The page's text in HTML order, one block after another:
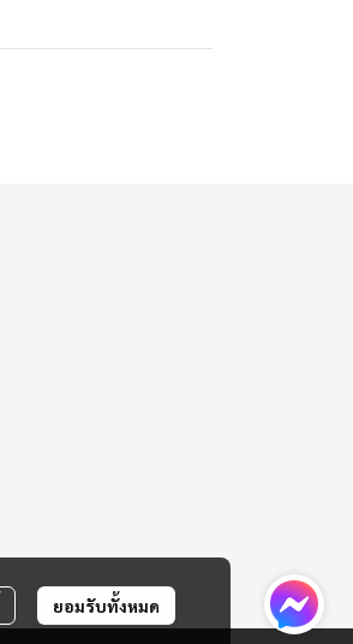
ยอมรับทั้งหมด